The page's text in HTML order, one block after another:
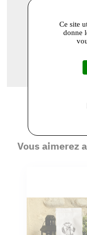
©
Vous aimerez
Ce site
donne